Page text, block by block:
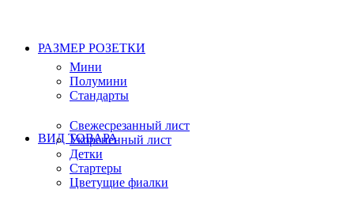
РАЗМЕР РОЗЕТКИ
Мини
Полумини
Стандарты
ВИД ТОВАРА
Свежесрезанный лист
Укорененный лист
Детки
Стартеры
Цветущие фиалки